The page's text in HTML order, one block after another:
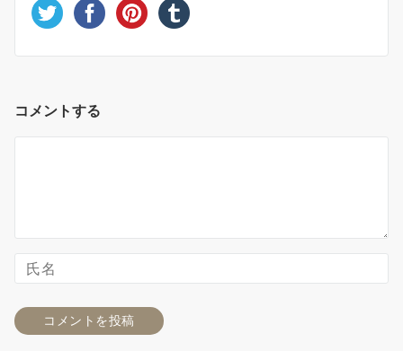
コメントする